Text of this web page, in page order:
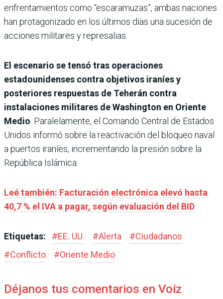
enfrentamientos como “escaramuzas”, ambas naciones
han protagonizado en los últimos días una sucesión de
acciones militares y represalias.
El escenario se tensó tras operaciones
estadounidenses contra objetivos iraníes y
posteriores respuestas de Teherán contra
instalaciones militares de Washington en Oriente
Medio. Paralelamente, el Comando Central de Estados
Unidos informó sobre la reactivación del bloqueo naval
a puertos iraníes, incrementando la presión sobre la
República Islámica.
Leé también: Facturación electrónica elevó hasta
40,7 % el IVA a pagar, según evaluación del BID
Etiquetas: #EE. UU. #Alerta #Ciudadanos
#Conflicto #Oriente Medio
Déjanos tus comentarios en Voiz